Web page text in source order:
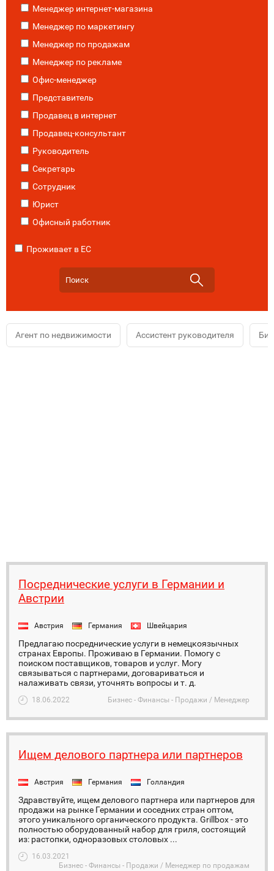
Менеджер интернет-магазина
Менеджер по маркетингу
Менеджер по продажам
Менеджер по рекламе
Офис-менеджер
Представитель
Продавец в интернет
Продавец-консультант
Руководитель
Секретарь
Сотрудник
Юрист
Офисный работник
Проживает в ЕС
Агент по недвижимости Ассистент руководителя
Посреднические услуги в Германии и
Австрии
Австрия Германия Швейцария
Предлагаю посреднические услуги в немецкоязычных
странах Европы. Проживаю в Германии. Помогу с
поиском поставщиков, товаров и услуг. Могу
связываться с партнерами, договариваться и
налаживать связи, уточнять вопросы и т. д.
18.06.2022 Бизнес - Финансы - Продажи / Менеджер
Ищем делового партнера или партнеров
Австрия Германия Голландия
Здравствуйте, ищeм делового партнера или партнеров для
продажи на рынке Германии и соседних стран оптом,
этого уникального органического продукта. Grillbox - это
полностью оборудованный набор для гриля, состоящий
из: растопки, одноразовых столовых ...
16.03.2021
Бизнес - Финансы - Продажи / Менеджер по продажам